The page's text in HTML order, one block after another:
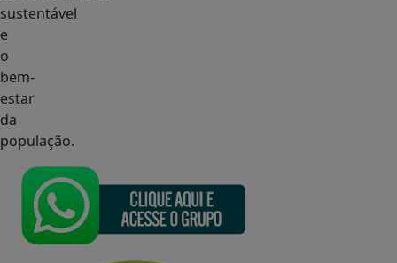
sustentável
e
o
bem-
estar
da
população.